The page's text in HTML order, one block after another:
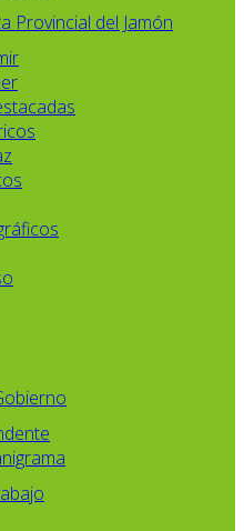
Provincial del Jamón